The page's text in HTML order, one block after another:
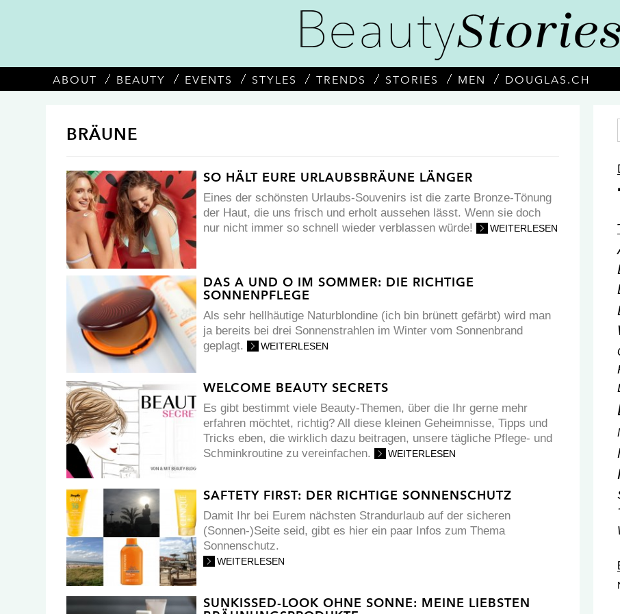
ABOUT BEAUTY EVENTS STYLES TRENDS STORIES MEN DOUGLAS.CH
BRÄUNE
SO HÄLT EURE URLAUBSBRÄUNE LÄNGER
Eines der schönsten Urlaubs-Souvenirs ist die zarte Bronze-Tönung
der Haut, die uns frisch und erholt aussehen lässt. Wenn sie doch
nur nicht immer so schnell wieder verblassen würde!
WEITERLESEN
DAS A UND O IM SOMMER: DIE RICHTIGE
SONNENPFLEGE
Als sehr hellhäutige Naturblondine (ich bin brünett gefärbt) wird man
ja bereits bei drei Sonnenstrahlen im Winter vom Sonnenbrand
geplagt.
WEITERLESEN
WELCOME BEAUTY SECRETS
Es gibt bestimmt viele Beauty-Themen, über die Ihr gerne mehr
erfahren möchtet, richtig? All diese kleinen Geheimnisse, Tipps und
Tricks eben, die wirklich dazu beitragen, unsere tägliche Pflege- und
Schminkroutine zu vereinfachen.
WEITERLESEN
SAFTETY FIRST: DER RICHTIGE SONNENSCHUTZ
Damit Ihr bei Eurem nächsten Strandurlaub auf der sicheren
(Sonnen-)Seite seid, gibt es hier ein paar Infos zum Thema
Sonnenschutz.
WEITERLESEN
SUNKISSED-LOOK OHNE SONNE: MEINE LIEBSTEN